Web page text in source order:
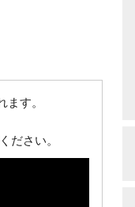
す。
ださい。